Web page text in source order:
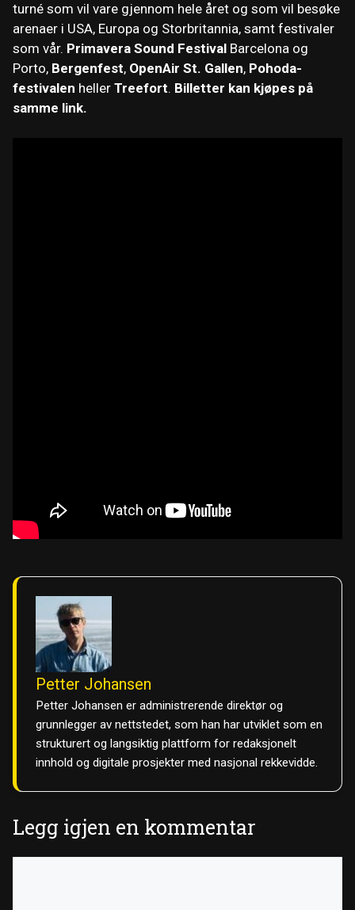
turné som vil vare gjennom hele året og som vil besøke
arenaer i USA, Europa og Storbritannia, samt festivaler
som vår. Primavera Sound Festival Barcelona og
Porto, Bergenfest, OpenAir St. Gallen, Pohoda-
festivalen heller Treefort. Billetter kan kjøpes på
samme link.
Petter Johansen
Petter Johansen er administrerende direktør og
grunnlegger av nettstedet, som han har utviklet som en
strukturert og langsiktig plattform for redaksjonelt
innhold og digitale prosjekter med nasjonal rekkevidde.
Legg igjen en kommentar